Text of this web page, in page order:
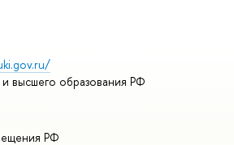
высшего образования РФ
РФ